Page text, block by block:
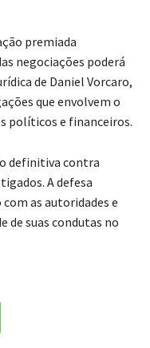
premiada
negociações poderá
de Daniel Vorcaro,
que envolvem o
políticos e financeiros.
definitiva contra
A defesa
as autoridades e
de suas condutas no